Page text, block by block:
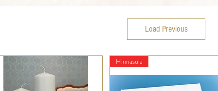
Load Previous
Hinnasula